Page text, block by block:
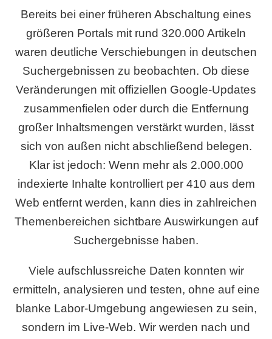
Bereits bei einer früheren Abschaltung eines
größeren Portals mit rund 320.000 Artikeln
waren deutliche Verschiebungen in deutschen
Suchergebnissen zu beobachten. Ob diese
Veränderungen mit offiziellen Google-Updates
zusammenfielen oder durch die Entfernung
großer Inhaltsmengen verstärkt wurden, lässt
sich von außen nicht abschließend belegen.
Klar ist jedoch: Wenn mehr als 2.000.000
indexierte Inhalte kontrolliert per 410 aus dem
Web entfernt werden, kann dies in zahlreichen
Themenbereichen sichtbare Auswirkungen auf
Suchergebnisse haben.
Viele aufschlussreiche Daten konnten wir
ermitteln, analysieren und testen, ohne auf eine
blanke Labor-Umgebung angewiesen zu sein,
sondern im Live-Web. Wir werden nach und